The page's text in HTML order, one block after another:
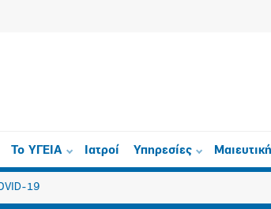
Το ΥΓΕΙΑ Ιατροί Υπηρεσίες
19